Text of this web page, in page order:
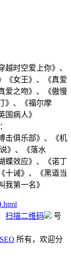
越时空爱上你》、
《女王》、《真爱
爱之吻》、《傲慢
》、《福尔摩
国病人》
击俱乐部》、《机
》、《落水
蝶效应》、《诺丁
十诫》、《黑道当
我第一名》
扫描二维码
号
所有，欢迎分